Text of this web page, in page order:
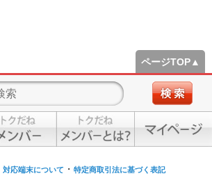
ページTOP▲
対応端末について ・ 特定商取引法に基づく表記